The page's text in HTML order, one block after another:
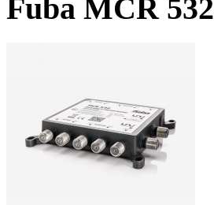
Fuba MCR 532